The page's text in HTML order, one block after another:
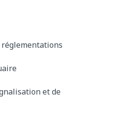
réglementations
et de